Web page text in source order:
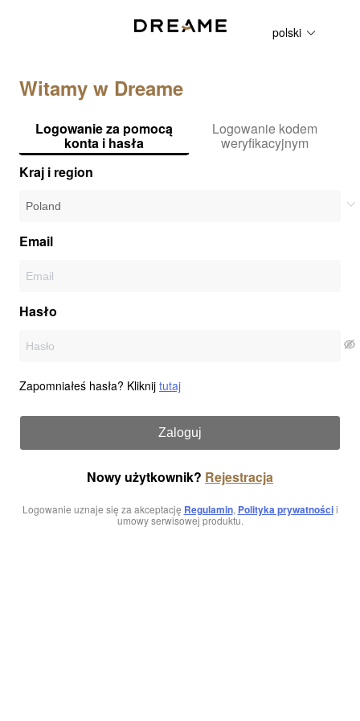
polski
Witamy w Dreame
Logowanie za pomocą
konta i hasła
Logowanie kodem
weryfikacyjnym
Kraj i region
Email
Hasło
Zapomniałeś hasła? Kliknij tutaj
Zaloguj
Nowy użytkownik? Rejestracja
Logowanie uznaje się za akceptację Regulamin, Polityka prywatnościi
umowy serwisowej produktu.